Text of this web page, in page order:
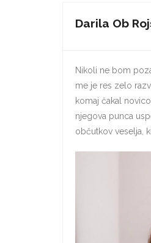
Darila Ob
Nikoli ne bom
me je res zelo
komaj čakal
njegova punca
občutkov veselja,